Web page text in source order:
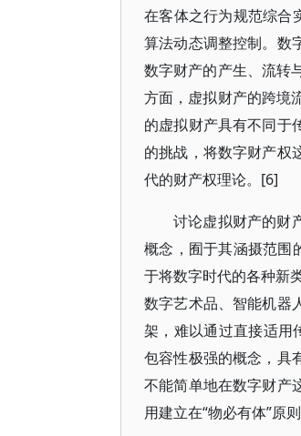
在客体之行为规范综合
算法动态调整控制。数
数字财产的产生、流转
方面，虚拟财产的跨境
的虚拟财产具有不同于
的挑战，将数字财产权
代的财产权理论。[6]
讨论虚拟财产的财
概念，囿于其涵摄范围
于将数字时代的各种新
数字艺术品、智能机器
架，难以通过直接适用
包容性极强的概念，具
不能简单地在数字财产
用建立在“物必有体”原